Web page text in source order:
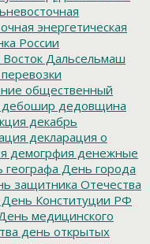
энергетическая
России
Дальсельмаш
общественный
дебошир дедовщина
декабрь
декларация о
демогрфия денежные
географа День города
защитника Отечества
День Конституции РФ
медицинского
день открытых